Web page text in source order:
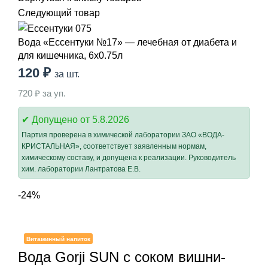
Следующий товар
Вода «Ессентуки №17» — лечебная от диабета и
для кишечника, 6x0.75л
120 ₽ за шт.
720 ₽ за уп.
✔ Допущено от 5.8.2026
Партия проверена в химической лаборатории ЗАО «ВОДА-
КРИСТАЛЬНАЯ», соответствует заявленным нормам,
химическому составу, и допущена к реализации. Руководитель
хим. лаборатории Лантратова Е.В.
-24%
Витаминный напиток
Вода Gorji SUN с соком вишни-